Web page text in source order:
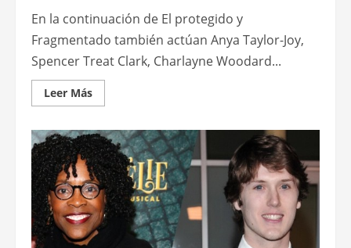
En la continuación de El protegido y
Fragmentado también actúan Anya Taylor-Joy,
Spencer Treat Clark, Charlayne Woodard...
Leer MásLeer
más
M.
Night
Shyamalan
dirige
a
Bruce
Willis,
Samuel
L.
Jackson